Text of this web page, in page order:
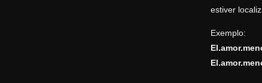
estiver
Exemplo: